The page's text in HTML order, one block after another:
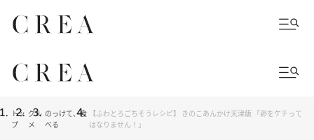
トッ
プ
グル
メ
のっけて、食
べる
【ふわとろごちそうレシピ】 きのこあんかけ天津飯 「卵をケチって
はなりません！」